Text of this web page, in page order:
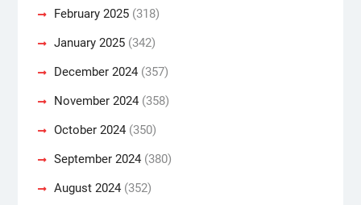
February 2025(318)
January 2025(342)
December 2024(357)
November 2024(358)
October 2024(350)
September 2024(380)
August 2024(352)